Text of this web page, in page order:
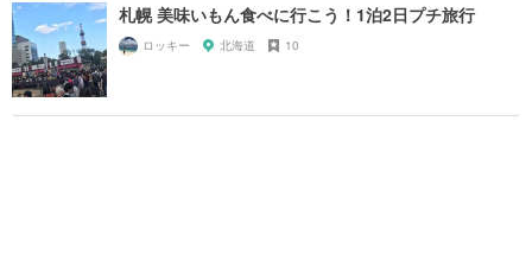
札幌 美味いもん食べに行こう！1泊2日プチ旅行
ロッキー 北海道 10